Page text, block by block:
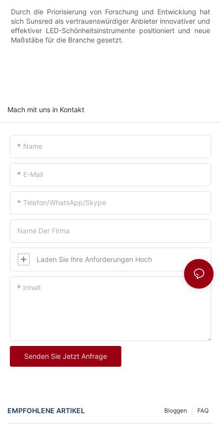
Durch die Priorisierung von Forschung und Entwicklung hat
sich Sunsred als vertrauenswürdiger Anbieter innovativer und
effektiver LED-Schönheitsinstrumente positioniert und neue
Maßstäbe für die Branche gesetzt.
Mach mit uns in Kontakt
Name
E-Mail
Telefon/WhatsApp/Skype
Name Der Firma
Laden Sie Ihre Anforderungen Hoch
Inhalt
Senden Sie Jetzt Anfrage
EMPFOHLENE ARTIKEL FAQ
Bloggen